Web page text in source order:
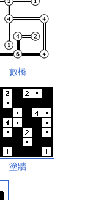
數橋
塗牆